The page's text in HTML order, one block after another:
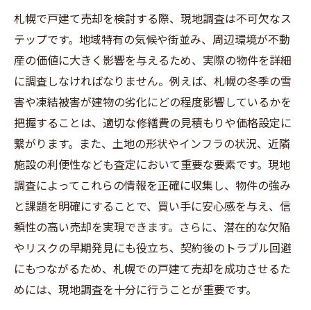
却の満足できる取引
現地調査のポイントと方法を徹底解説〜札幌の
戸建て売却で失敗しないために〜
成功事例から学ぶ、札幌戸建て売却をスムーズ
に進める現地調査の力
札幌で戸建て売却を検討する際、現地調査は不可欠なス
テップです。地域特有の気候や街並み、周辺環境が不動
産の価値に大きく影響を与えるため、実際の物件を詳細
に調査しなければなりません。例えば、札幌の冬季の雪
害や凍結被害が建物の劣化にどの程度影響しているかを
把握することは、適切な修繕費の見積もりや価格設定に
繋がります。また、土地の形状やインフラの状況、近隣
施設の利便性なども査定において重要な要素です。現地
調査によってこれらの情報を正確に収集し、物件の強み
と課題を明確にすることで、買い手に安心感を与え、信
頼性の高い売却を実現できます。さらに、潜在的な欠陥
やリスクの早期発見にも役立ち、契約後のトラブル回避
にもつながるため、札幌での戸建て売却を成功させるた
めには、現地調査を十分に行うことが重要です。